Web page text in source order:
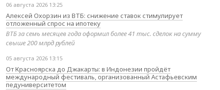
06 августа 2026 13:25
Алексей Охорзин из ВТБ: снижение ставок стимулирует
отложенный спрос на ипотеку
ВТБ за семь месяцев года оформил более 41 тыс. сделок на сумму
свыше 200 млрд рублей
05 августа 2026 13:15
От Красноярска до Джакарты: в Индонезии пройдёт
международный фестиваль, организованный Астафьевским
педуниверситетом